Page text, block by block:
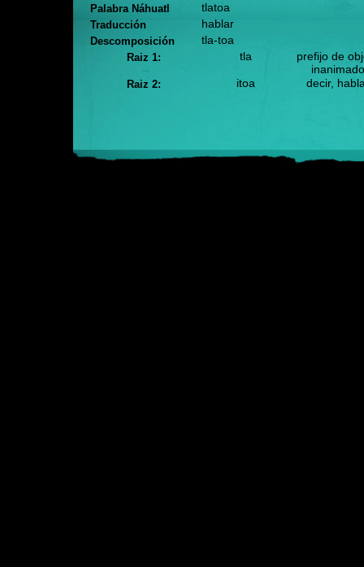
Palabra Náhuatl tlatoa
Traducción hablar
Descomposición tla-toa
Raiz 1: tla
prefijo de
inanimado
Raiz 2: itoa decir,